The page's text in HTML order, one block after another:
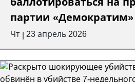
партии «Демократим»
Чт 23 апрель 2026